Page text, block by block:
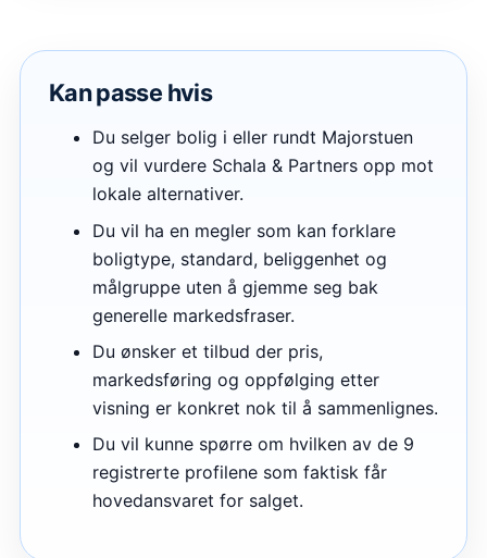
Kan passe hvis
Du selger bolig i eller rundt Majorstuen
og vil vurdere Schala & Partners opp mot
lokale alternativer.
Du vil ha en megler som kan forklare
boligtype, standard, beliggenhet og
målgruppe uten å gjemme seg bak
generelle markedsfraser.
Du ønsker et tilbud der pris,
markedsføring og oppfølging etter
visning er konkret nok til å sammenlignes.
Du vil kunne spørre om hvilken av de 9
registrerte profilene som faktisk får
hovedansvaret for salget.